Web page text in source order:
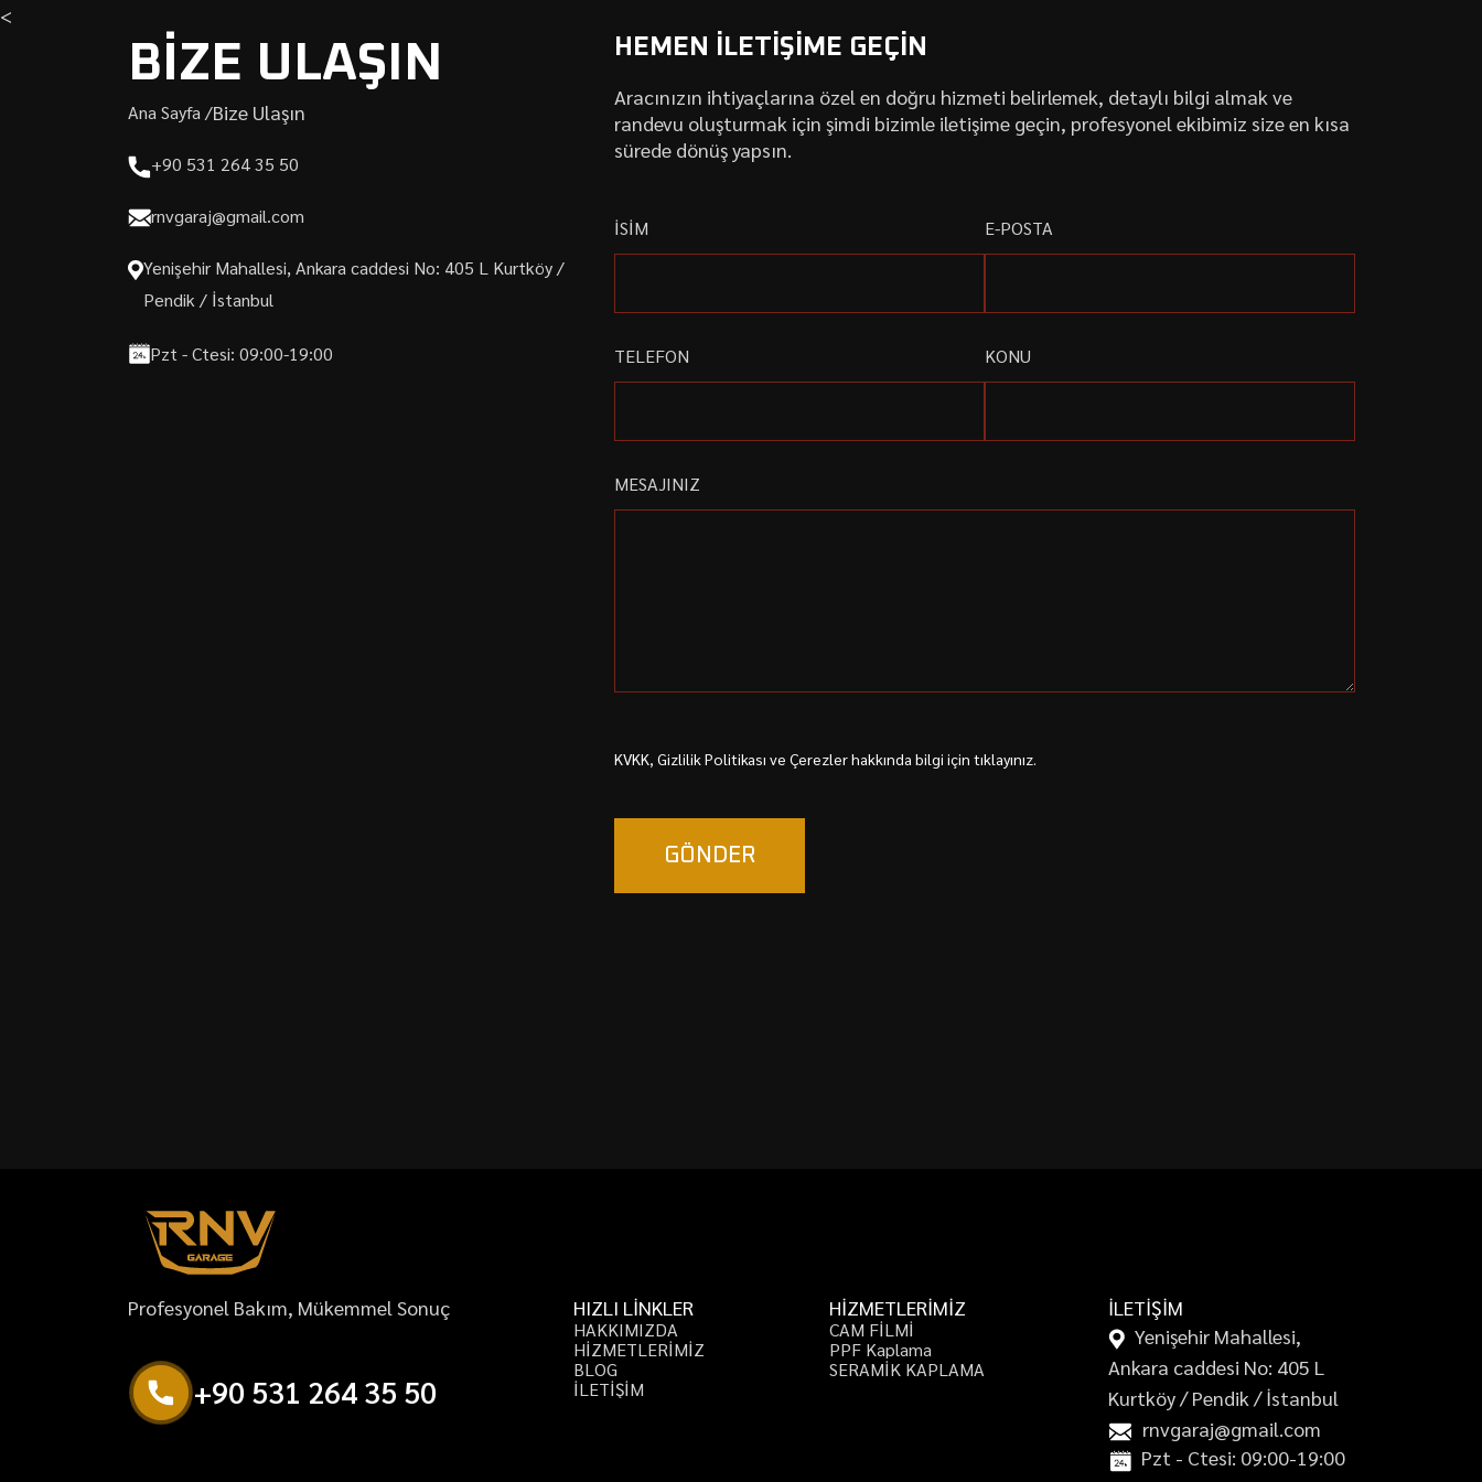
<
BİZE ULAŞIN
Ana Sayfa /Bize Ulaşın
+90 531 264 35 50
rnvgaraj@gmail.com
Yenişehir Mahallesi, Ankara caddesi No: 405 L Kurtköy /
Pendik / İstanbul
Pzt - Ctesi: 09:00-19:00
HEMEN İLETİŞİME GEÇİN
Aracınızın ihtiyaçlarına özel en doğru hizmeti belirlemek, detaylı bilgi almak ve
randevu oluşturmak için şimdi bizimle iletişime geçin, profesyonel ekibimiz size en kısa
sürede dönüş yapsın.
İSİM E-POSTA
TELEFON KONU
MESAJINIZ
KVKK, Gizlilik Politikası ve Çerezler hakkında bilgi için tıklayınız.
GÖNDER
Profesyonel Bakım, Mükemmel Sonuç
+90 531 264 35 50
HIZLI LİNKLER
HAKKIMIZDA
HİZMETL ERİMİZ
BLOG
İL ETİŞİM
HİZMETLERİMİZ
CAM FİL Mİ
PPF Kaplama
SERAMİK KAPL AMA
İLETİŞİM
Yenişehir Mahallesi,
Ankara caddesi No: 405 L
Kurtköy / Pendik / İstanbul
rnvgaraj@gmail.com
Pzt - Ctesi: 09:00-19:00